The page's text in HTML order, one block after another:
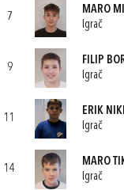
7
MARO
Igrač
9
FILIP
Igrač
11
ERIK
Igrač
14
MARO
Igrač